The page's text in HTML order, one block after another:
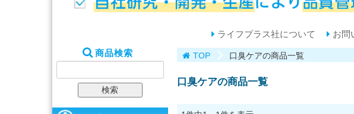
ライフプラス社について お問
商品検索
TOP 口臭ケアの商品一覧
口臭ケアの商品一覧